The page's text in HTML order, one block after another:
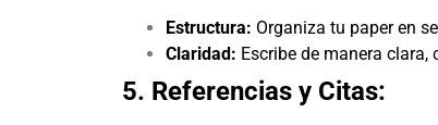
Estructura: Organiza tu paper en
Claridad: Escribe de manera
5. Referencias y Citas: